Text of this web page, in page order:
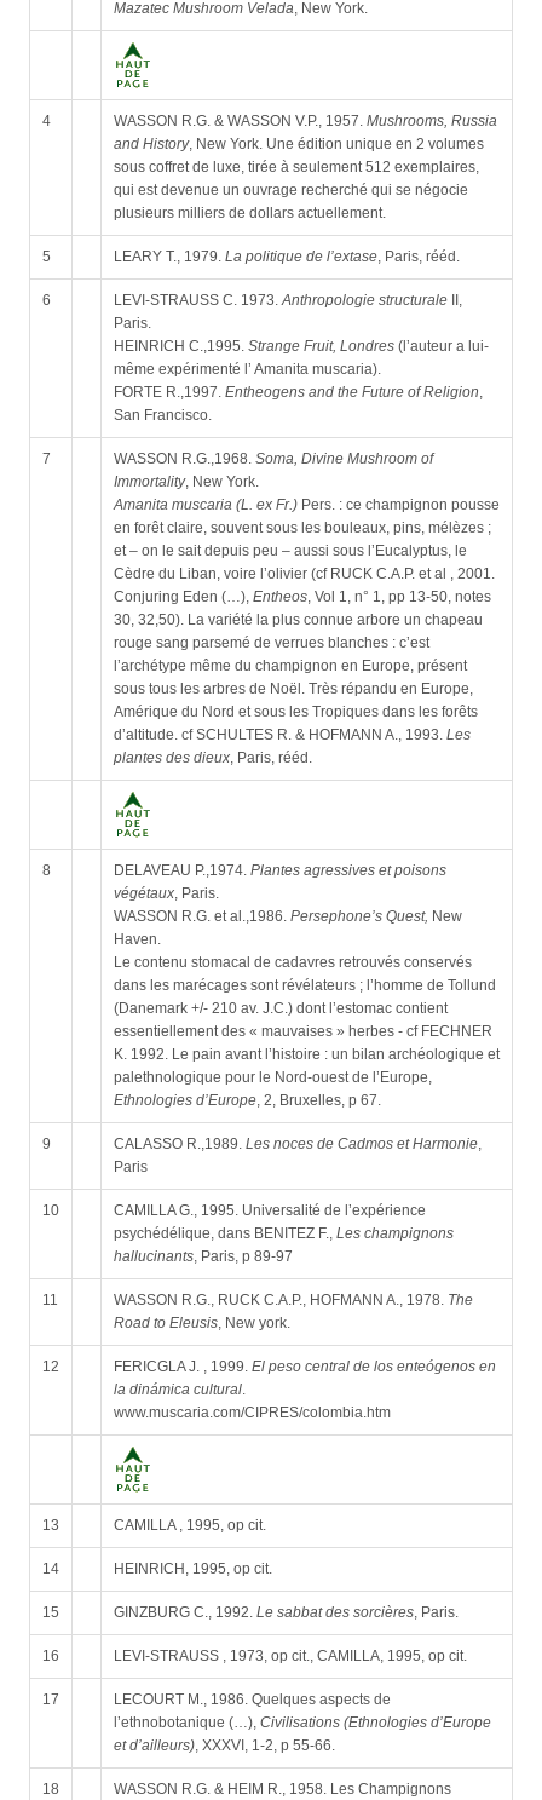
Mazatec Mushroom Velada, New York.
4 WASSON R.G. & WASSON V.P., 1957. Mushrooms, Russia
and History, New York. Une édition unique en 2 volumes
sous coffret de luxe, tirée à seulement 512 exemplaires,
qui est devenue un ouvrage recherché qui se négocie
plusieurs milliers de dollars actuellement.
5 LEARY T., 1979. La politique de l’extase, Paris, rééd.
6 LEVI-STRAUSS C. 1973.Anthropologie structurale II,
Paris.
HEINRICH C.,1995. Strange Fruit, Londres (l’auteur a lui-
même expérimenté l’ Amanita muscaria).
FORTE R.,1997. Entheogens and the Future of Religion,
San Francisco.
7 WASSON R.G.,1968. Soma, Divine Mushroom of
Immortality, New York.
Amanita muscaria (L. ex Fr.) Pers. : ce champignon pousse
en forêt claire, souvent sous les bouleaux, pins, mélèzes ;
et – on le sait depuis peu – aussi sous l’Eucalyptus, le
Cèdre du Liban, voire l’olivier (cf RUCK C.A.P. et al , 2001.
Conjuring Eden (…), Entheos, Vol 1, n° 1, pp 13-50, notes
30, 32,50). La variété la plus connue arbore un chapeau
rouge sang parsemé de verrues blanches : c’est
l’archétype même du champignon en Europe, présent
sous tous les arbres de Noël. Très répandu en Europe,
Amérique du Nord et sous les Tropiques dans les forêts
d’altitude. cf SCHULTES R. & HOFMANN A., 1993. Les
plantes des dieux, Paris, rééd.
8 DELAVEAU P.,1974. Plantes agressives et poisons
végétaux, Paris.
WASSON R.G. et al.,1986. Persephone’s Quest, New
Haven.
Le contenu stomacal de cadavres retrouvés conservés
dans les marécages sont révélateurs ; l’homme de Tollund
(Danemark +/- 210 av. J.C.) dont l’estomac contient
essentiellement des « mauvaises » herbes - cf FECHNER
K. 1992. Le pain avant l’histoire : un bilan archéologique et
palethnologique pour le Nord-ouest de l’Europe,
Ethnologies d’Europe, 2, Bruxelles, p 67.
9 CALASSO R.,1989. Les noces de Cadmos et Harmonie,
Paris
10
CAMILLA G., 1995. Universalité de l’expérience
psychédélique, dans BENITEZ F., Les champignons
hallucinants, Paris, p 89-97
11 WASSON R.G., RUCK C.A.P., HOFMANN A., 1978. The
Road to Eleusis, New york.
12 FERICGLA J. , 1999. El peso central de los enteógenos en
la dinámica cultural.
www.muscaria.com/CIPRES/colombia.htm
13 CAMILLA , 1995, op cit.
14 HEINRICH, 1995, op cit.
15 GINZBURG C., 1992. Le sabbat des sorcières, Paris.
16 LEVI-STRAUSS , 1973, op cit., CAMILLA, 1995, op cit.
17
LECOURT M., 1986. Quelques aspects de
l’ethnobotanique (…), Civilisations (Ethnologies d’Europe
et d’ailleurs), XXXVI, 1-2, p 55-66.
18
WASSON R.G. & HEIM R., 1958. Les Champignons